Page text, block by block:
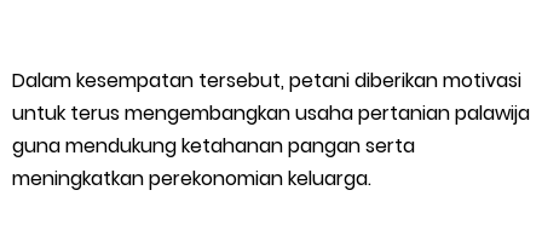
dan Gambut
Kapolres Kep. Meranti Besuk Tokoh Masyarakat H. Katan di
RSUD Selatpanjang
Dalam kesempatan tersebut, petani diberikan motivasi
untuk terus mengembangkan usaha pertanian palawija
guna mendukung ketahanan pangan serta
meningkatkan perekonomian keluarga.